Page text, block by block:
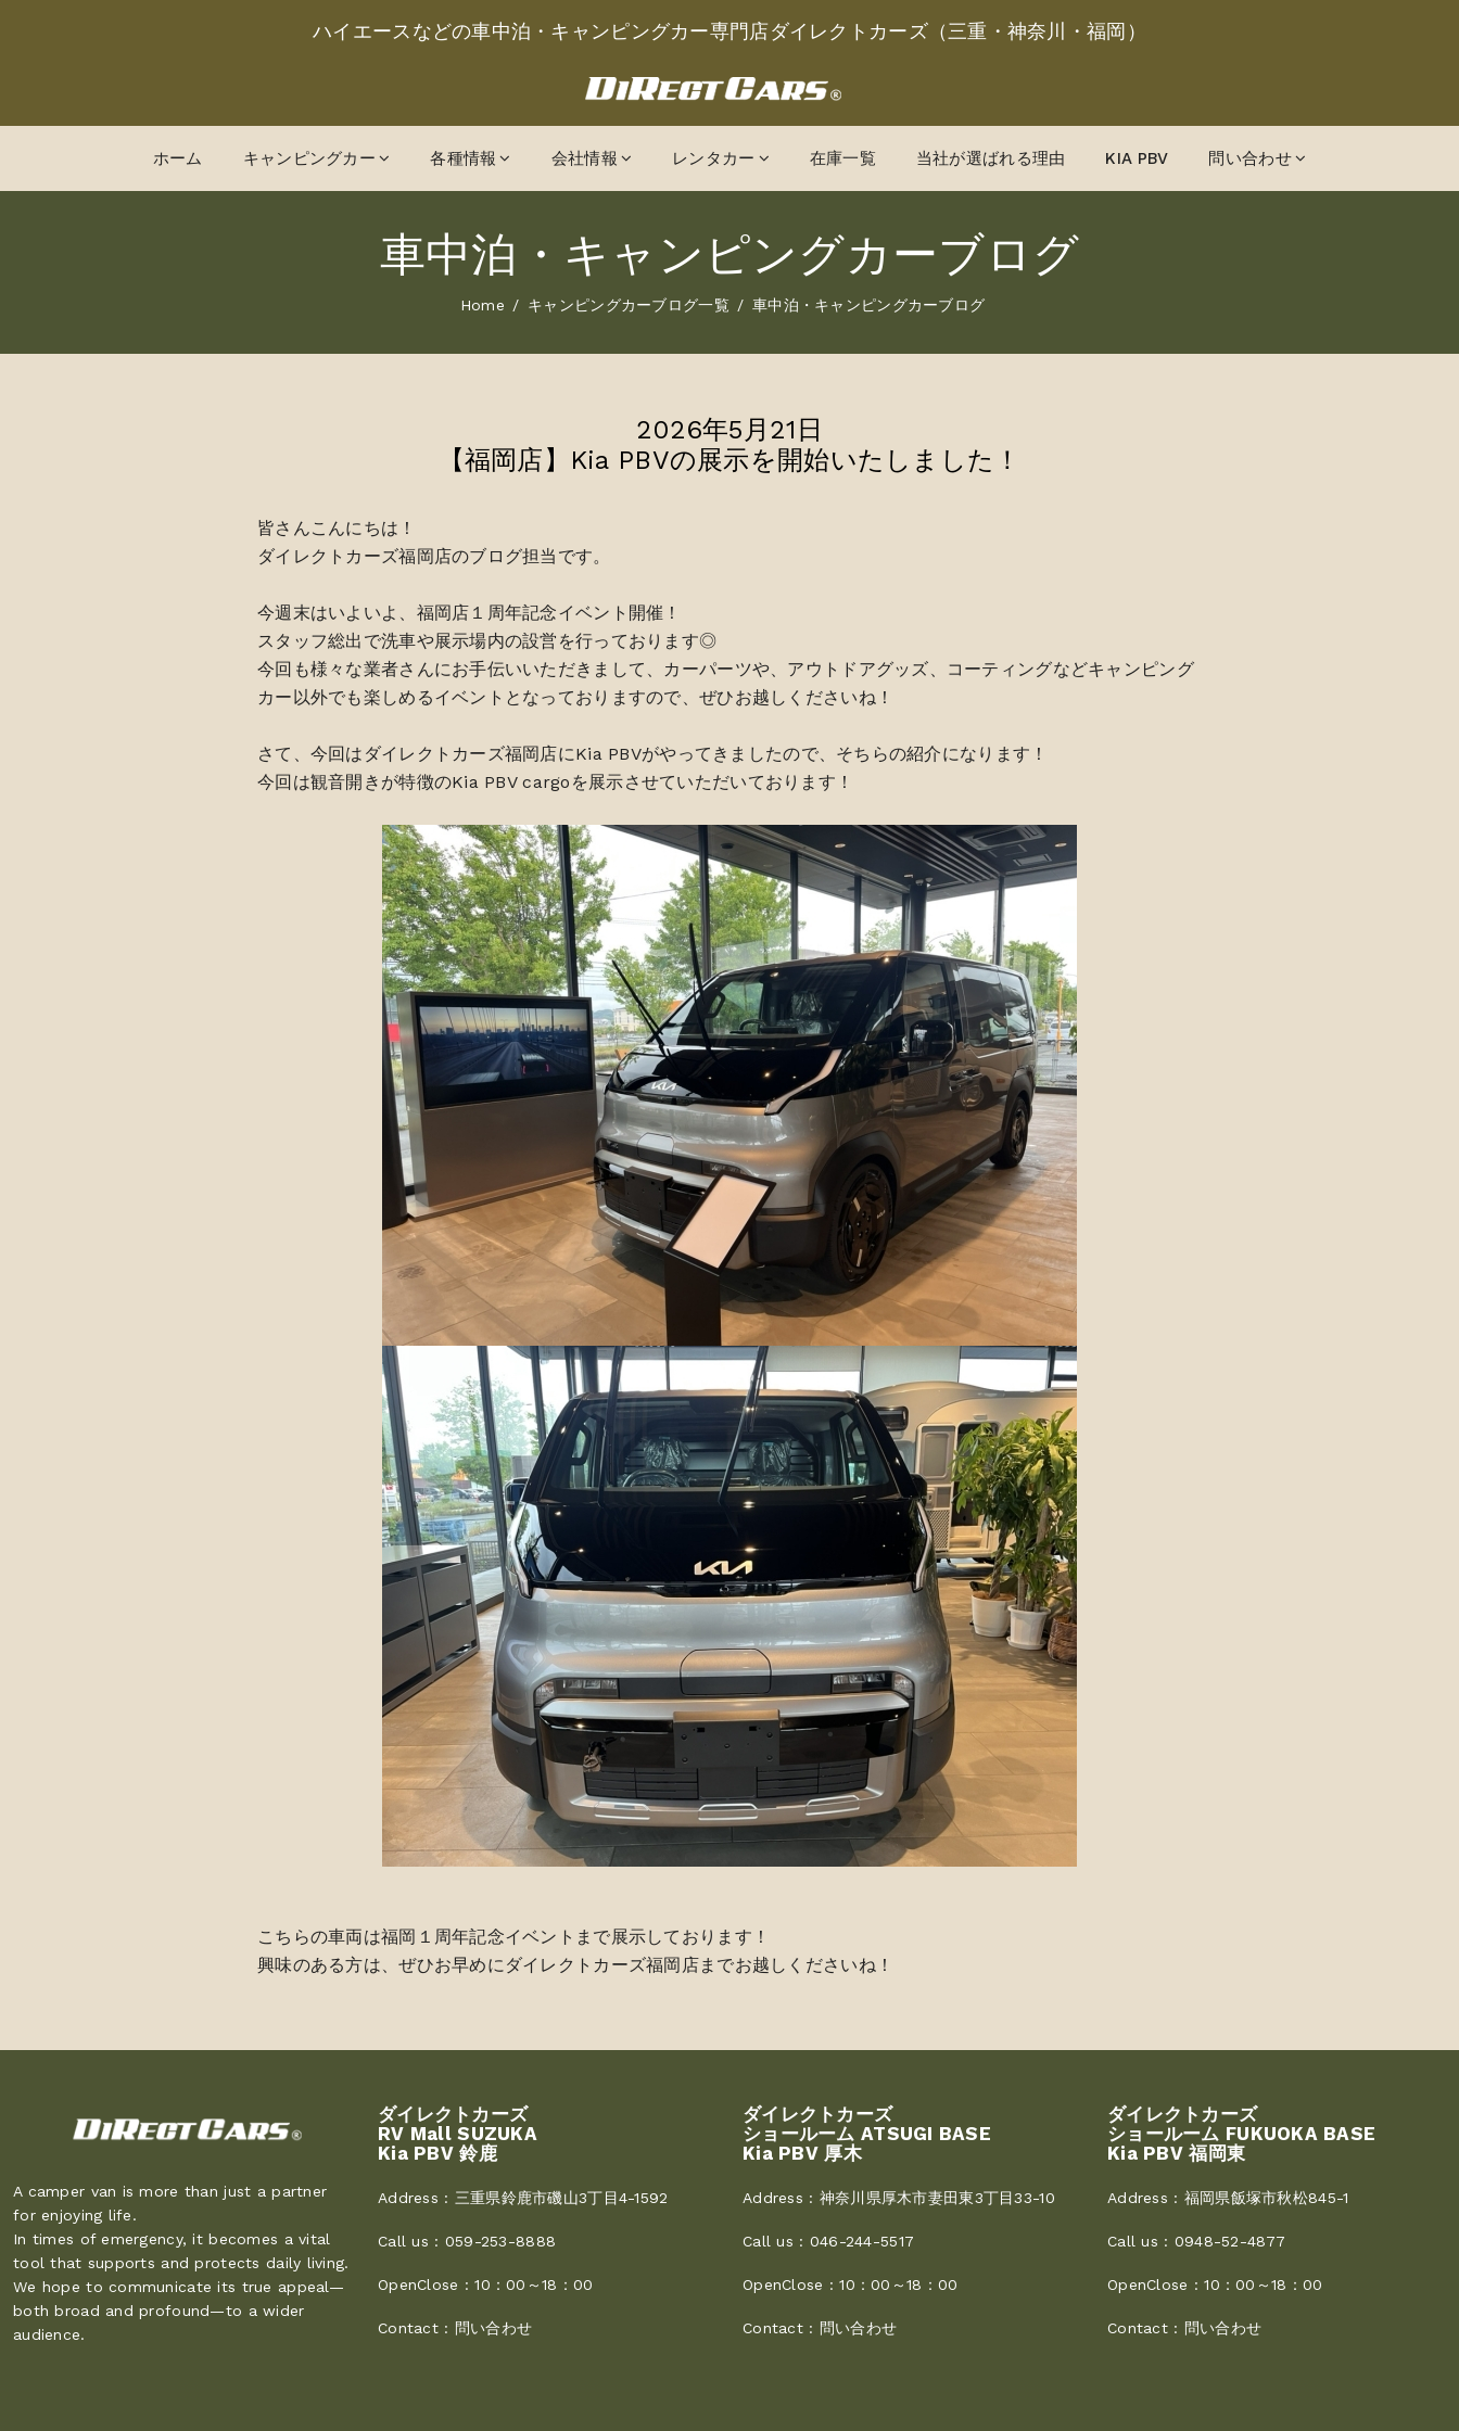
ハイエースなどの車中泊・キャンピングカー専門店ダイレクトカーズ（三重・神奈川・福岡）
ホーム キャンピングカー 各種情報 会社情報 レンタカー 在庫一覧 当社が選ばれる理由 KIA PBV 問い合わせ
車中泊・キャンピングカーブログ
Home キャンピングカーブログ一覧 車中泊・キャンピングカーブログ
2026年5月21日
【福岡店】Kia PBVの展示を開始いたしました！
皆さんこんにちは！
ダイレクトカーズ福岡店のブログ担当です。
今週末はいよいよ、福岡店１周年記念イベント開催！
スタッフ総出で洗車や展示場内の設営を行っております◎
今回も様々な業者さんにお手伝いいただきまして、カーパーツや、アウトドアグッズ、コーティングなどキャンピング
カー以外でも楽しめるイベントとなっておりますので、ぜひお越しくださいね！
さて、今回はダイレクトカーズ福岡店にKia PBVがやってきましたので、そちらの紹介になります！
今回は観音開きが特徴のKia PBV cargoを展示させていただいております！
こちらの車両は福岡１周年記念イベントまで展示しております！
興味のある方は、ぜひお早めにダイレクトカーズ福岡店までお越しくださいね！
A camper van is more than just a partner
for enjoying life.
In times of emergency, it becomes a vital
tool that supports and protects daily living.
We hope to communicate its true appeal—
both broad and profound—to a wider
audience.
ダイレクトカーズ
RV Mall SUZUKA
Kia PBV 鈴鹿
Address : 三重県鈴鹿市磯山3丁目4-1592
Call us : 059-253-8888
OpenClose :10：00～18：00
Contact : 問い合わせ
ダイレクトカーズ
ショールーム ATSUGI BASE
Kia PBV 厚木
Address : 神奈川県厚木市妻田東3丁目33-10
Call us : 046-244-5517
OpenClose :10：00～18：00
Contact : 問い合わせ
ダイレクトカーズ
ショールーム FUKUOKA BASE
Kia PBV 福岡東
Address : 福岡県飯塚市秋松845-1
Call us : 0948-52-4877
OpenClose :10：00～18：00
Contact : 問い合わせ